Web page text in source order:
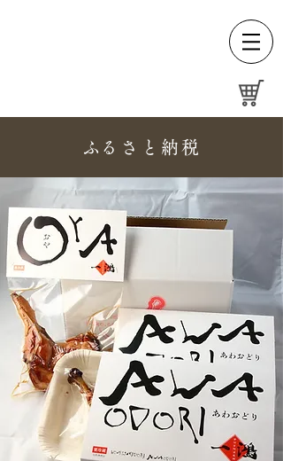
​ふるさと納税